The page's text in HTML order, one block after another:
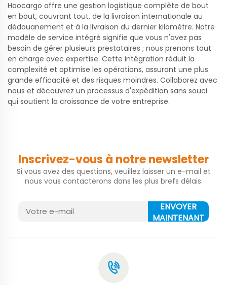
Haocargo offre une gestion logistique complète de bout
en bout, couvrant tout, de la livraison internationale au
dédouanement et à la livraison du dernier kilomètre. Notre
modèle de service intégré signifie que vous n'avez pas
besoin de gérer plusieurs prestataires ; nous prenons tout
en charge avec expertise. Cette intégration réduit la
complexité et optimise les opérations, assurant une plus
grande efficacité et des risques moindres. Collaborez avec
nous et découvrez un processus d'expédition sans souci
qui soutient la croissance de votre entreprise.
Inscrivez-vous à notre newsletter
Si vous avez des questions, veuillez laisser un e-mail et
nous vous contacterons dans les plus brefs délais.
ENVOYER
MAINTENANT